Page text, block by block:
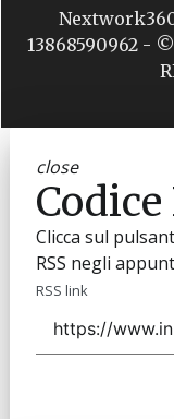
13868590962 -
close
Codice
Clicca sul
RSS negli
RSS link